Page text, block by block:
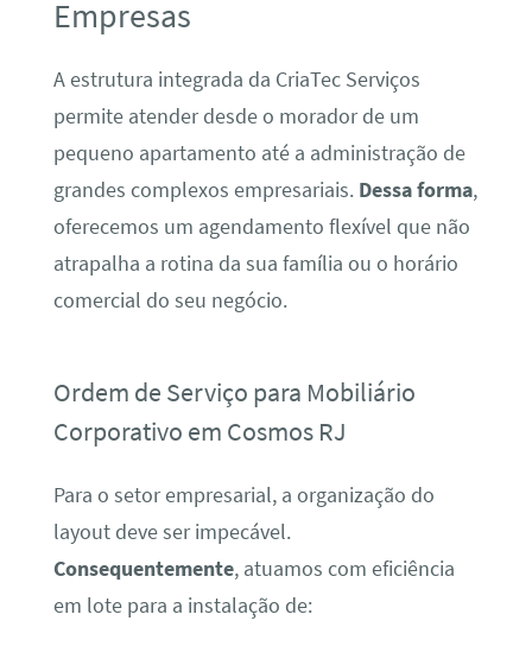
Empresas
A estrutura integrada da CriaTec Serviços
permite atender desde o morador de um
pequeno apartamento até a administração de
grandes complexos empresariais. Dessa forma,
oferecemos um agendamento flexível que não
atrapalha a rotina da sua família ou o horário
comercial do seu negócio.
Ordem de Serviço para Mobiliário
Corporativo em Cosmos RJ
Para o setor empresarial, a organização do
layout deve ser impecável.
Consequentemente, atuamos com eficiência
em lote para a instalação de: